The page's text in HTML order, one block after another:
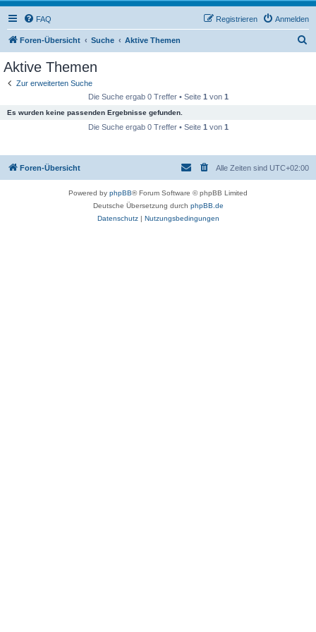
FAQ Anmelden
Registrieren
Foren-Übersicht Suche Aktive Themen
Aktive Themen
Zur erweiterten Suche
Die Suche ergab 0 Treffer • Seite 1 von 1
Es wurden keine passenden Ergebnisse gefunden.
Die Suche ergab 0 Treffer • Seite 1 von 1
Foren-Übersicht Alle Zeiten sind UTC+02:00
Powered by phpBB® Forum Software © phpBB Limited
Deutsche Übersetzung durch phpBB.de
Datenschutz| Nutzungsbedingungen